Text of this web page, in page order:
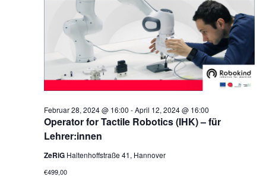
Operator for Tactile Robotics (IHK) – für
Lehrer:innen
Februar 28, 2024 @ 16:00 -April 12, 2024 @ 16:00
ZeRiG Haltenhoffstraße 41, Hannover
€499,00